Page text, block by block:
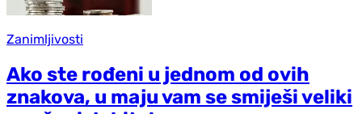
Zanimljivosti
Ako ste rođeni u jednom od ovih
znakova, u maju vam se smiješi veliki